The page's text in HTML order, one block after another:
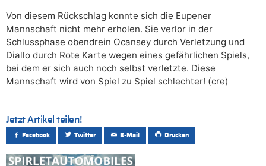
Von diesem Rückschlag konnte sich die Eupener
Mannschaft nicht mehr erholen. Sie verlor in der
Schlussphase obendrein Ocansey durch Verletzung und
Diallo durch Rote Karte wegen eines gefährlichen Spiels,
bei dem er sich auch noch selbst verletzte. Diese
Mannschaft wird von Spiel zu Spiel schlechter! (cre)
Jetzt Artikel teilen!
Facebook Twitter E-Mail Drucken